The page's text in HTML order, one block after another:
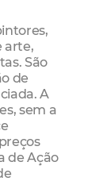
arte,
São
de
A
sem a
de Ação